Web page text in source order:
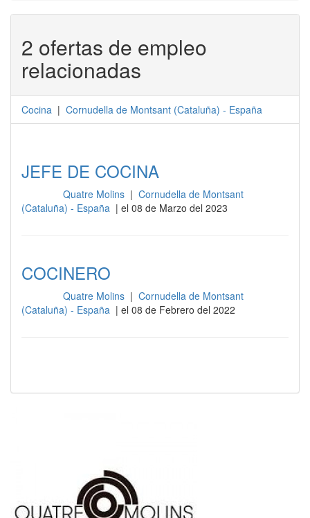
2 ofertas de empleo
relacionadas
Cocina | Cornudella de Montsant (Cataluña) - España
JEFE DE COCINA
Quatre Molins | Cornudella de Montsant
(Cataluña) - España | el 08 de Marzo del 2023
COCINERO
Quatre Molins | Cornudella de Montsant
(Cataluña) - España | el 08 de Febrero del 2022